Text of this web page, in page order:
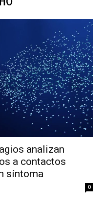
analizan
a contactos
síntoma
0